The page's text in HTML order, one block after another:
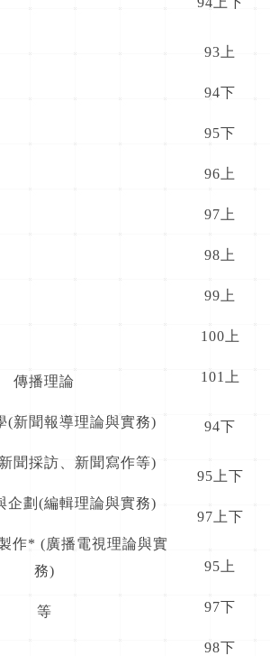
傳播理論
(新聞報導理論與實務)
聞採訪、新聞寫作等)
企劃(編輯理論與實務)
作* (廣播電視理論與實
務)
等
93上
94下
95下
96上
97上
98上
99上
100上
101上
94下
95上下
97上下
95上
97下
98下